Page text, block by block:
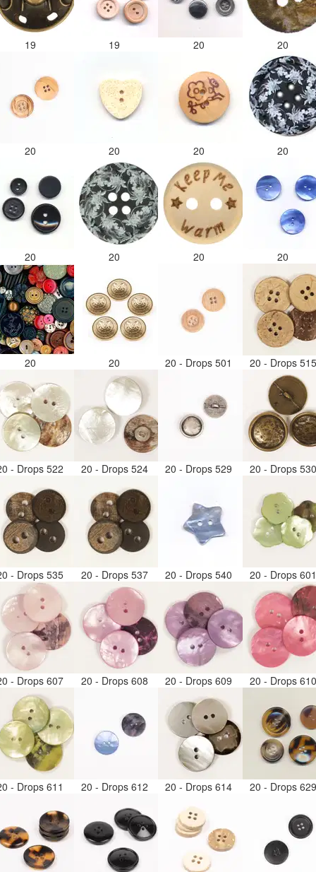
19 19 20 20
20 20 20 20
20 20 20 20
20 20 20 - Drops 501 20 - Drops
- Drops 522 20 - Drops 524 20 - Drops 529 20 - Drops
- Drops 535 20 - Drops 537 20 - Drops 540 20 - Drops
- Drops 607 20 - Drops 608 20 - Drops 609 20 - Drops
- Drops 611 20 - Drops 612 20 - Drops 614 20 - Drops